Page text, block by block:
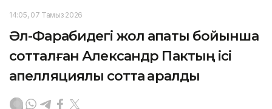
14:05, 07 Тамыз 2026
Әл-Фарабидегі жол апаты бойынша
сотталған Александр Пактың ісі
апелляциялық сотта қаралды